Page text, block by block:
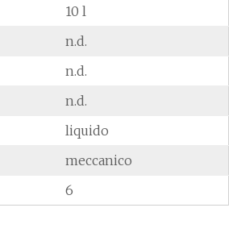
10 l
n.d.
n.d.
n.d.
liquido
meccanico
6